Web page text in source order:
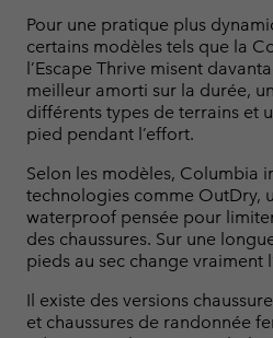
Pour une pratique plus
certains modèles tels que la
l’Escape Thrive misent
meilleur amorti sur la durée,
différents types de terrains et
pied pendant l’effort.
Selon les modèles, Columbia
technologies comme OutDry,
waterproof pensée pour
des chaussures. Sur une
pieds au sec change vraiment
Il existe des versions
et chaussures de randonnée